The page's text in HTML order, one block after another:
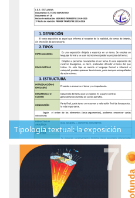
Tipología textual: la exposición